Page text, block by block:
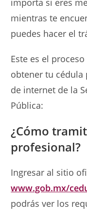
importa si eres
mientras te
puedes hacer el
Este es el
obtener tu cédula
de internet de la
Pública:
¿Cómo
profesional?
Ingresar al sitio
www.gob.mx/
podrás ver los